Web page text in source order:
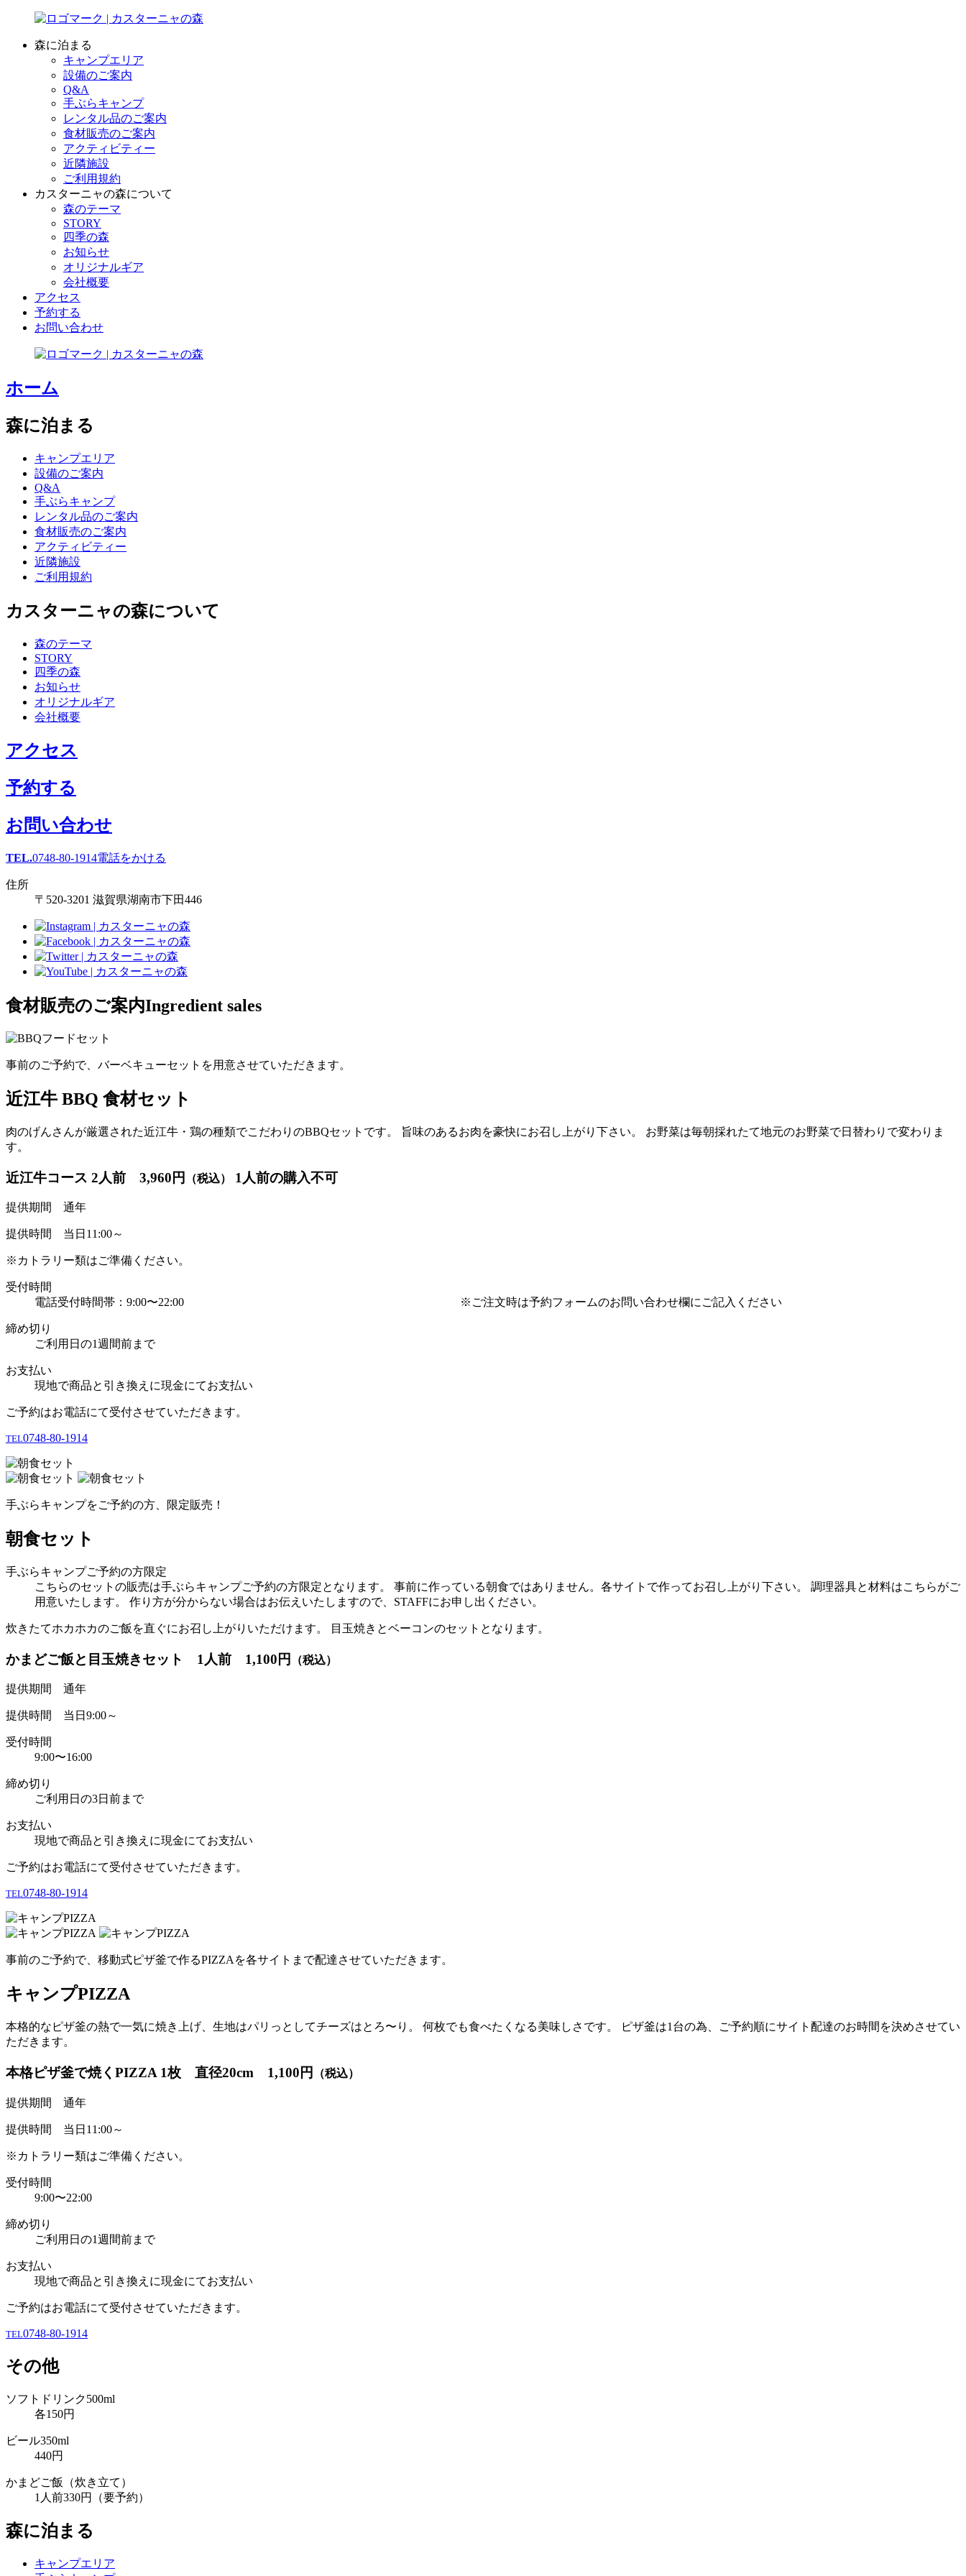
森に泊まる
キャンプエリア
設備のご案内
Q&A
手ぶらキャンプ
レンタル品のご案内
食材販売のご案内
アクティビティー
近隣施設
ご利用規約
カスターニャの森について
森のテーマ
STORY
四季の森
お知らせ
オリジナルギア
会社概要
アクセス
予約する
お問い合わせ
ホーム
森に泊まる
キャンプエリア
設備のご案内
Q&A
手ぶらキャンプ
レンタル品のご案内
食材販売のご案内
アクティビティー
近隣施設
ご利用規約
カスターニャの森について
森のテーマ
STORY
四季の森
お知らせ
オリジナルギア
会社概要
アクセス
予約する
お問い合わせ
TEL.0748-80-1914電話をかける
住所
〒520-3201 滋賀県湖南市下田446
食材販売のご案内Ingredient sales
事前のご予約で、バーベキューセットを用意させていただきます。
近江牛 BBQ 食材セット
肉のげんさんが厳選された近江牛・鶏の種類でこだわりのBBQセットです。 旨味のあるお肉を豪快にお召し上がり下さい。 お野菜は毎朝採れたて地元のお野菜で日替わりで変わりま
す。
近江牛コース 2人前 3,960円 （税込） 1人前の購入不可
提供期間 通年
提供時間 当日11:00～
※カトラリー類はご準備ください。
受付時間
電話受付時間帯：9:00〜22:00 ※ご注文時は予約フォームのお問い合わせ欄にご記入ください
締め切り
ご利用日の1週間前まで
お支払い
現地で商品と引き換えに現金にてお支払い
ご予約はお電話にて受付させていただきます。
TEL0748-80-1914
手ぶらキャンプをご予約の方、限定販売！
朝食セット
手ぶらキャンプご予約の方限定
こちらのセットの販売は手ぶらキャンプご予約の方限定となります。 事前に作っている朝食ではありません。各サイトで作ってお召し上がり下さい。 調理器具と材料はこちらがご
用意いたします。 作り方が分からない場合はお伝えいたしますので、STAFFにお申し出ください。
炊きたてホカホカのご飯を直ぐにお召し上がりいただけます。 目玉焼きとベーコンのセットとなります。
かまどご飯と目玉焼きセット 1人前 1,100円 （税込）
提供期間 通年
提供時間 当日9:00～
受付時間
9:00〜16:00
締め切り
ご利用日の3日前まで
お支払い
現地で商品と引き換えに現金にてお支払い
ご予約はお電話にて受付させていただきます。
TEL0748-80-1914
事前のご予約で、移動式ピザ釜で作るPIZZAを各サイトまで配達させていただきます。
キャンプPIZZA
本格的なピザ釜の熱で一気に焼き上げ、生地はパリっとしてチーズはとろ〜り。 何枚でも食べたくなる美味しさです。 ピザ釜は1台の為、ご予約順にサイト配達のお時間を決めさせてい
ただきます。
本格ピザ釜で焼くPIZZA 1枚 直径20cm 1,100円 （税込）
提供期間 通年
提供時間 当日11:00～
※カトラリー類はご準備ください。
受付時間
9:00〜22:00
締め切り
ご利用日の1週間前まで
お支払い
現地で商品と引き換えに現金にてお支払い
ご予約はお電話にて受付させていただきます。
TEL0748-80-1914
その他
ソフトドリンク500ml
各150円
ビール350ml
440円
かまどご飯（炊き立て）
1人前330円（要予約）
森に泊まる
キャンプエリア